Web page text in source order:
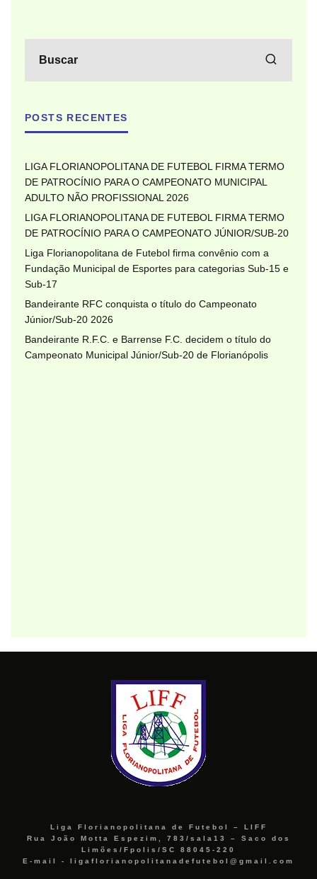
POSTS RECENTES
LIGA FLORIANOPOLITANA DE FUTEBOL FIRMA TERMO
DE PATROCÍNIO PARA O CAMPEONATO MUNICIPAL
ADULTO NÃO PROFISSIONAL 2026
LIGA FLORIANOPOLITANA DE FUTEBOL FIRMA TERMO
DE PATROCÍNIO PARA O CAMPEONATO JÚNIOR/SUB-20
Liga Florianopolitana de Futebol firma convênio com a
Fundação Municipal de Esportes para categorias Sub-15 e
Sub-17
Bandeirante RFC conquista o título do Campeonato
Júnior/Sub-20 2026
Bandeirante R.F.C. e Barrense F.C. decidem o título do
Campeonato Municipal Júnior/Sub-20 de Florianópolis
Liga Florianopolitana de Futebol – LIFF
Rua João Motta Espezim, 783/sala13 – Saco dos
Limões/Fpolis/SC 88045-220
E-mail - ligaflorianopolitanadefutebol@gmail.com